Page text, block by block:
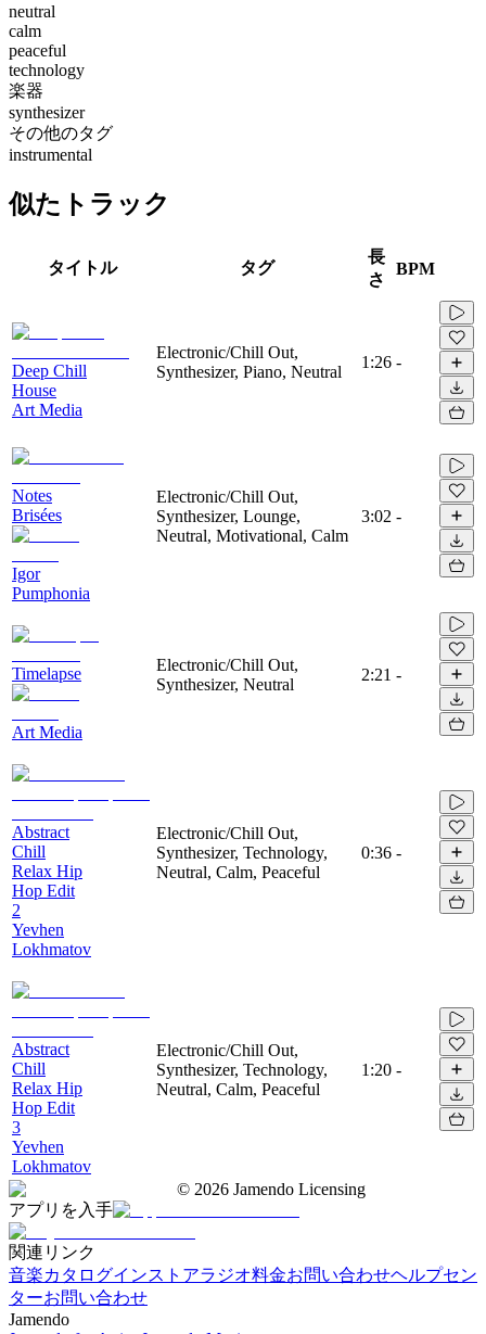
neutral
calm
peaceful
technology
楽器
synthesizer
その他のタグ
instrumental
似たトラック
タイトル タグ
長
さ
BPM
Deep Chill
House
Art Media
Electronic/Chill Out,
Synthesizer, Piano, Neutral
1:26 -
Notes
Brisées
Igor
Pumphonia
Electronic/Chill Out,
Synthesizer, Lounge,
Neutral, Motivational, Calm
3:02 -
Timelapse
Art Media
Electronic/Chill Out,
Synthesizer, Neutral
2:21 -
Abstract
Chill
Relax Hip
Hop Edit
2
Yevhen
Lokhmatov
Electronic/Chill Out,
Synthesizer, Technology,
Neutral, Calm, Peaceful
0:36 -
Abstract
Chill
Relax Hip
Hop Edit
3
Yevhen
Lokhmatov
Electronic/Chill Out,
Synthesizer, Technology,
Neutral, Calm, Peaceful
1:20 -
© 2026 Jamendo Licensing
アプリを入手
関連リンク
音楽カタログインストアラジオ料金お問い合わせヘルプセン
ターお問い合わせ
Jamendo